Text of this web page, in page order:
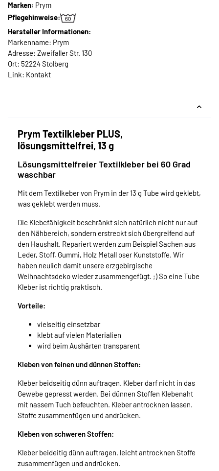
Marken: Prym
Pflegehinweise:
Hersteller Informationen:
Markenname: Prym
Adresse: Zweifaller Str. 130
Ort: 52224 Stolberg
Link: Kontakt
Prym Textilkleber PLUS,
lösungsmittelfrei, 13 g
Lösungsmittelfreier Textilkleber bei 60 Grad
waschbar
Mit dem Textilkeber von Prym in der 13 g Tube wird geklebt,
was geklebt werden muss.
Die Klebefähigkeit beschränkt sich natürlich nicht nur auf
den Nähbereich, sondern erstreckt sich übergreifend auf
den Haushalt. Repariert werden zum Beispiel Sachen aus
Leder, Stoff, Gummi, Holz Metall oser Kunststoffe. Wir
haben neulich damit unsere erzgebirgische
Weihnachtsdeko wieder zusammengefügt. ;) So eine Tube
Kleber ist richtig praktisch.
Vorteile:
vielseitig einsetzbar
klebt auf vielen Materialien
wird beim Aushärten transparent
Kleben von feinen und dünnen Stoffen:
Kleber beidseitig dünn auftragen. Kleber darf nicht in das
Gewebe gepresst werden. Bei dünnen Stoffen Klebenaht
mit nassem Tuch befeuchten. Kleber antrocknen lassen.
Stoffe zusammenfügen und andrücken.
Kleben von schweren Stoffen:
Kleber beideitig dünn auftragen, leicht antrocknen Stoffe
zusammenfügen und andrücken.